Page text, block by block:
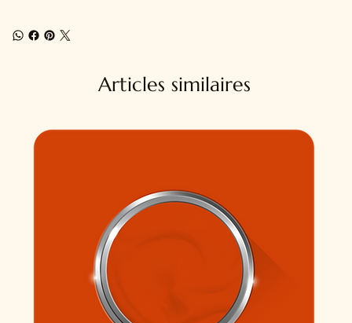
Articles similaires